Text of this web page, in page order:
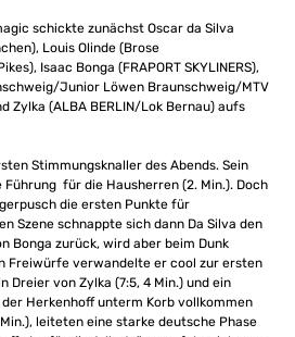
schickte zunächst Oscar da Silva
Louis Olinde (Brose
Isaac Bonga (FRAPORT SKYLINERS),
Junior Löwen Braunschweig/MTV
Zylka (ALBA BERLIN/Lok Bernau) aufs
Stimmungsknaller des Abends. Sein
für die Hausherren (2. Min.). Doch
die ersten Punkte für
Szene schnappte sich dann Da Silva den
Bonga zurück, wird aber beim Dunk
Freiwürfe verwandelte er cool zur ersten
Dreier von Zylka (7:5, 4 Min.) und ein
Herkenhoff unterm Korb vollkommen
leiteten eine starke deutsche Phase